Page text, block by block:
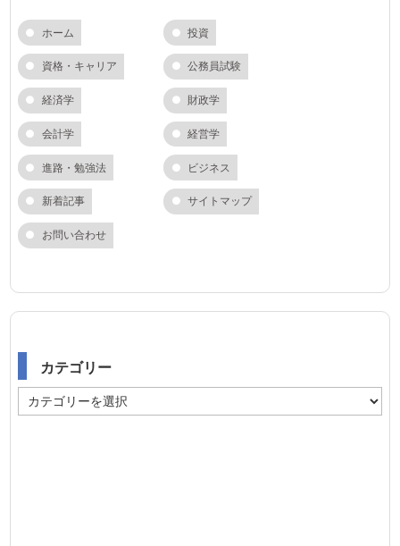
ホーム 投資
資格・キャリア 公務員試験
経済学 財政学
会計学 経営学
進路・勉強法 ビジネス
新着記事 サイトマップ
お問い合わせ
カテゴリー
テ